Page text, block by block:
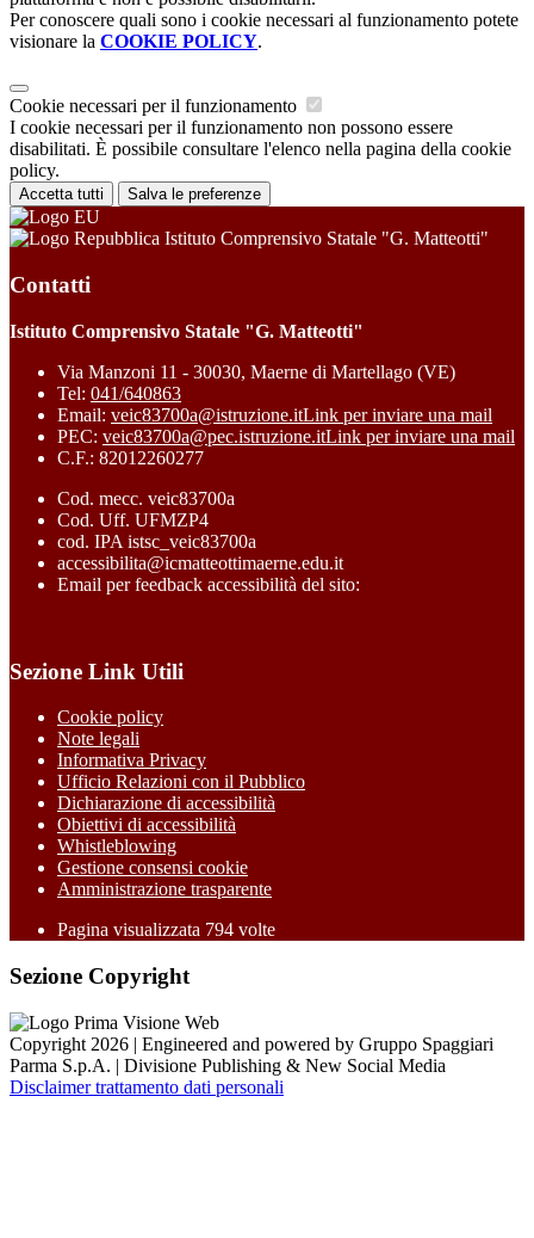
Per conoscere quali sono i cookie necessari al funzionamento potete
visionare la COOKIE POLICY.
Cookie necessari per il funzionamento
I cookie necessari per il funzionamento non possono essere
disabilitati. È possibile consultare l'elenco nella pagina della cookie
policy.
Accetta tutti Salva le preferenze
Istituto Comprensivo Statale "G. Matteotti"
Contatti
Istituto Comprensivo Statale "G. Matteotti"
Via Manzoni 11 - 30030, Maerne di Martellago (VE)
Tel: 041/640863
Email: veic83700a@istruzione.itLink per inviare una mail
PEC: veic83700a@pec.istruzione.itLink per inviare una mail
C.F.: 82012260277
Cod. mecc. veic83700a
Cod. Uff. UFMZP4
cod. IPA istsc_veic83700a
accessibilita@icmatteottimaerne.edu.it
Email per feedback accessibilità del sito:
Sezione Link Utili
Cookie policy
Note legali
Informativa Privacy
Ufficio Relazioni con il Pubblico
Dichiarazione di accessibilità
Obiettivi di accessibilità
Whistleblowing
Gestione consensi cookie
Amministrazione trasparente
Pagina visualizzata 794 volte
Sezione Copyright
Copyright 2026 | Engineered and powered by Gruppo Spaggiari
Parma S.p.A. | Divisione Publishing & New Social Media
Disclaimer trattamento dati personali